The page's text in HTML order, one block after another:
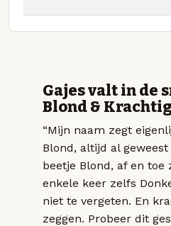
Gajes valt in de
Blond &
“Mijn naam zegt
Blond, altijd al
beetje Blond, af en toe
enkele keer zelfs
niet te vergeten. En
zeggen. Probeer dit